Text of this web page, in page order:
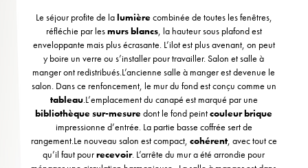
Le séjour profite de lalumièrecombinée de toutes les fenêtres,
réfléchie par lesmurs blancs, la hauteur sous plafond est
enveloppante mais plus écrasante. L’ilot est plus avenant, on peut
y boire un verre ou s’installer pour travailler. Salon et salle à
manger ont redistribués.L’ancienne salle à manger est devenue le
salon. Dans ce renfoncement, le mur du fond est conçu comme un
tableau.L’emplacement du canapé est marqué par une
bibliothèque sur-mesuredont le fond peintcouleur brique
impressionne d’entrée. La partie basse coffrée sert de
rangement.Le nouveau salon est compact, cohérent, avec tout ce
qu’il faut pourrecevoir. L’arrête du mur a été arrondie pour